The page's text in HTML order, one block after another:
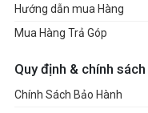
Hướng dẫn mua Hàng
Mua Hàng Trả Góp
Quy định & chính sách
Chính Sách Bảo Hành